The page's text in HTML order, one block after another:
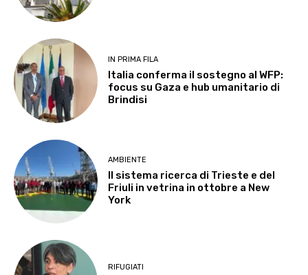
IN PRIMA FILA
Italia conferma il sostegno al WFP:
focus su Gaza e hub umanitario di
Brindisi
AMBIENTE
Il sistema ricerca di Trieste e del
Friuli in vetrina in ottobre a New
York
RIFUGIATI